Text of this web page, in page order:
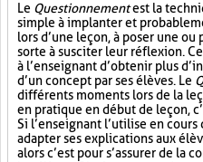
Le Questionnementest la
simple à implanter et
lors d’une leçon, à poser une
sorte à susciter leur réflexion.
à l’enseignant d’obtenir plus
d’un concept par ses élèves. Le
différents moments lors de la
en pratique en début de leçon,
Si l’enseignant l’utilise en
adapter ses explications aux
alors c’est pour s’assurer de la